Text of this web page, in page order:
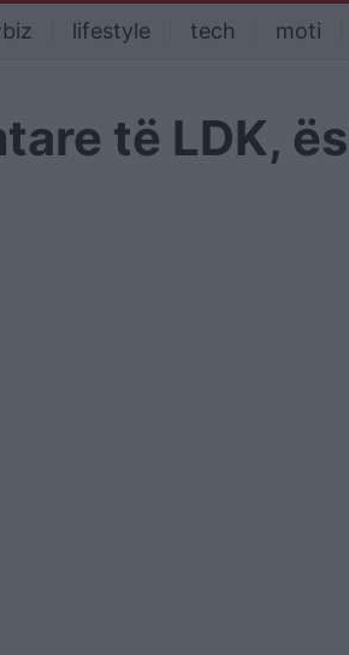
lifestyle tech moti
të LDK,